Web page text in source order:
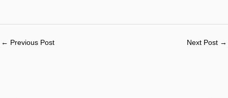
← Previous Post Next Post →